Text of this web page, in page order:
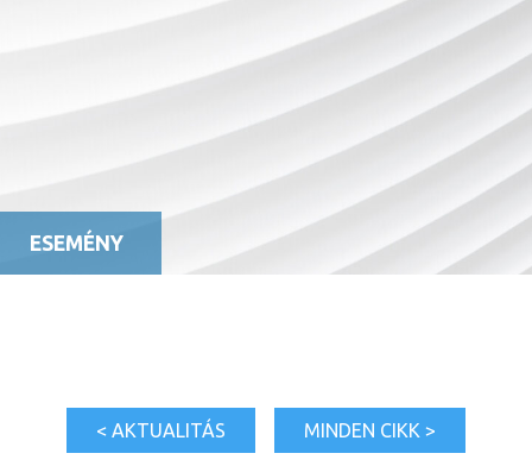
ESEMÉNY
< AKTUALITÁS MINDEN CIKK >